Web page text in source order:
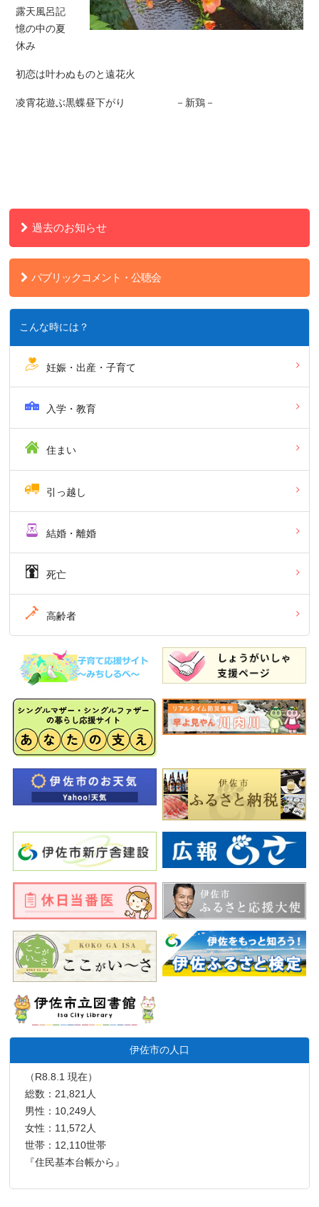
露天風呂記
憶の中の夏
休み
初恋は叶わぬものと遠花火
凌霄花遊ぶ黒蝶昼下がり －新鶏－
過去のお知らせ
パブリックコメント・公聴会
こんな時には？
妊娠・出産・子育て
入学・教育
住まい
引っ越し
結婚・離婚
死亡
高齢者
伊佐市の人口
（R8.8.1 現在）
総数：21,821人
男性：10,249人
女性：11,572人
世帯：12,110世帯
『住民基本台帳から』